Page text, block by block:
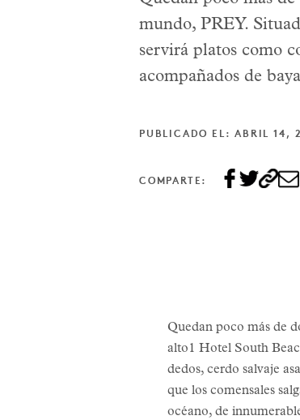
mundo, PREY.
servirá platos como
acompañados de
PUBLICADO EL: ABRIL 14,
COMPARTE:
Quedan poco más de
alto1 Hotel South
dedos, cerdo salvaje
que los comensales
océano, de